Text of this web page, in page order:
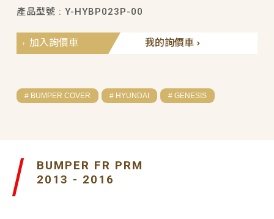
產品型號 : Y-HYBP023P-00
我的詢價車
加入詢價車
# BUMPER COVER # HYUNDAI # GENESIS
BUMPER FR PRM
2013 - 2016